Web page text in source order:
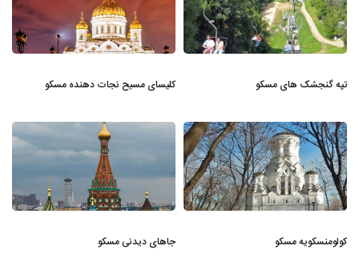
تپه گنجشک های مسکو کلیسای مسیح نجات دهنده مسکو
کولومنسکویه مسکو جاهای دیدنی مسکو